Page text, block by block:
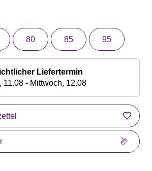
80 85 95
Liefertermin
11.08 - Mittwoch, 12.08